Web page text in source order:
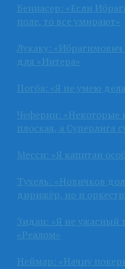
Беннасер: «Если
поле, то все умирают»
Лукаку: «Ибрагимович
для «Интера»
Погба: «Я не умею
Чеферин: «Некоторые
плоская, а Суперлига
Месси: «Я капитан
Тухель: «Новичков
дирижёр, но и
Зидан: «Я не ужасный
«Реалом»
Неймар: «Начну